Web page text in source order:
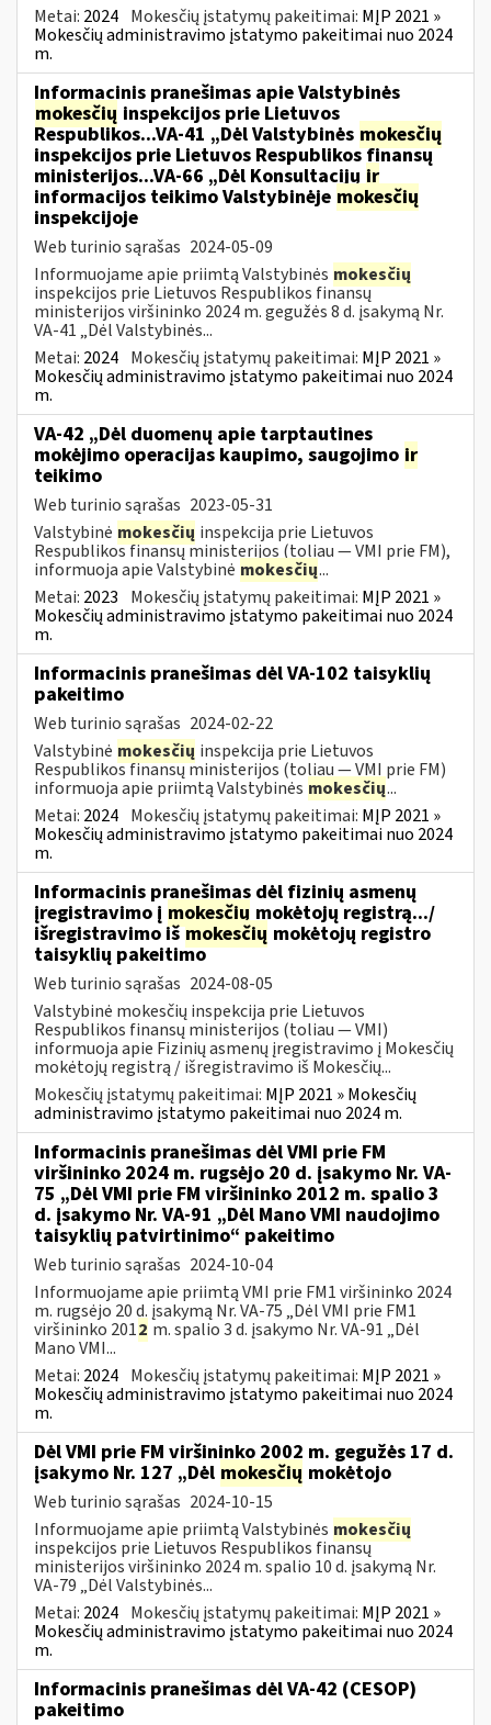
Metai: 2024 Mokesčių įstatymų pakeitimai: MĮP 2021 »
Mokesčių administravimo įstatymo pakeitimai nuo 2024
m.
Informacinis pranešimas apie Valstybinės
mokesčių inspekcijos prie Lietuvos
Respublikos...VA-41 „Dėl Valstybinės mokesčių
inspekcijos prie Lietuvos Respublikos finansų
ministerijos...VA-66 „Dėl Konsultacijų ir
informacijos teikimo Valstybinėje mokesčių
inspekcijoje
Web turinio sąrašas 2024-05-09
Informuojame apie priimtą Valstybinės mokesčių
inspekcijos prie Lietuvos Respublikos finansų
ministerijos viršininko 2024 m. gegužės 8 d. įsakymą Nr.
VA-41 „Dėl Valstybinės...
Metai: 2024 Mokesčių įstatymų pakeitimai: MĮP 2021 »
Mokesčių administravimo įstatymo pakeitimai nuo 2024
m.
VA-42 „Dėl duomenų apie tarptautines
mokėjimo operacijas kaupimo, saugojimo ir
teikimo
Web turinio sąrašas 2023-05-31
Valstybinė mokesčių inspekcija prie Lietuvos
Respublikos finansų ministerijos (toliau ― VMI prie FM),
informuoja apie Valstybinė mokesčių...
Metai: 2023 Mokesčių įstatymų pakeitimai: MĮP 2021 »
Mokesčių administravimo įstatymo pakeitimai nuo 2024
m.
Informacinis pranešimas dėl VA-102 taisyklių
pakeitimo
Web turinio sąrašas 2024-02-22
Valstybinė mokesčių inspekcija prie Lietuvos
Respublikos finansų ministerijos (toliau ― VMI prie FM)
informuoja apie priimtą Valstybinės mokesčių...
Metai: 2024 Mokesčių įstatymų pakeitimai: MĮP 2021 »
Mokesčių administravimo įstatymo pakeitimai nuo 2024
m.
Informacinis pranešimas dėl fizinių asmenų
įregistravimo į mokesčių mokėtojų registrą.../
išregistravimo išmokesčių mokėtojų registro
taisyklių pakeitimo
Web turinio sąrašas 2024-08-05
Valstybinė mokesčių inspekcija prie Lietuvos
Respublikos finansų ministerijos (toliau — VMI)
informuoja apie Fizinių asmenų įregistravimo į Mokesčių
mokėtojų registrą / išregistravimo iš Mokesčių...
Mokesčių įstatymų pakeitimai: MĮP 2021 » Mokesčių
administravimo įstatymo pakeitimai nuo 2024 m.
Informacinis pranešimas dėl VMI prie FM
viršininko 2024 m. rugsėjo 20 d. įsakymo Nr. VA-
75 „Dėl VMI prie FM viršininko 2012 m. spalio 3
d. įsakymo Nr. VA-91 „Dėl Mano VMI naudojimo
taisyklių patvirtinimo“ pakeitimo
Web turinio sąrašas 2024-10-04
Informuojame apie priimtą VMI prie FM1 viršininko 2024
m. rugsėjo 20 d. įsakymą Nr. VA-75 „Dėl VMI prie FM1
viršininko 2012 m. spalio 3 d. įsakymo Nr. VA-91 „Dėl
Mano VMI...
Metai: 2024 Mokesčių įstatymų pakeitimai: MĮP 2021 »
Mokesčių administravimo įstatymo pakeitimai nuo 2024
m.
Dėl VMI prie FM viršininko 2002 m. gegužės 17 d.
įsakymo Nr. 127 „Dėl mokesčių mokėtojo
Web turinio sąrašas 2024-10-15
Informuojame apie priimtą Valstybinės mokesčių
inspekcijos prie Lietuvos Respublikos finansų
ministerijos viršininko 2024 m. spalio 10 d. įsakymą Nr.
VA-79 „Dėl Valstybinės...
Metai: 2024 Mokesčių įstatymų pakeitimai: MĮP 2021 »
Mokesčių administravimo įstatymo pakeitimai nuo 2024
m.
Informacinis pranešimas dėl VA-42 (CESOP)
pakeitimo